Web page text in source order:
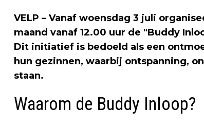
VELP – Vanaf woensdag 3 juli
maand vanaf 12.00 uur de "Buddy
Dit initiatief is bedoeld als een
hun gezinnen, waarbij ontspanning,
staan.
Waarom de Buddy Inloop?